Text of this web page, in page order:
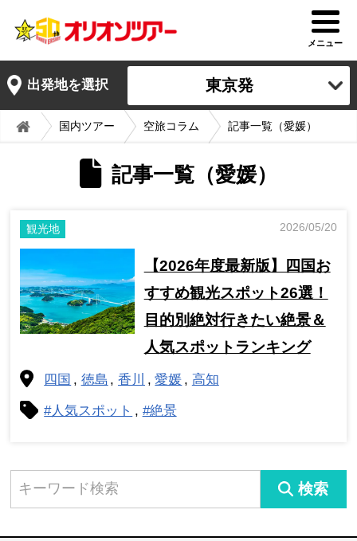
メニュー
出発地を選択 東京発
国内ツアー 空旅コラム 記事一覧（愛媛）
記事一覧（愛媛）
観光地 2026/05/20
【2026年度最新版】四国お
すすめ観光スポット26選！
目的別絶対行きたい絶景＆
人気スポットランキング
四国 徳島 香川 愛媛 高知
#人気スポット #絶景
検索